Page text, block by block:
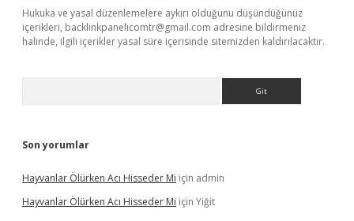
Hukuka ve yasal düzenlemelere aykırı olduğunu düşündüğünüz
içerikleri, backlinkpanelicomtr@gmail.com adresine bildirmeniz
halinde, ilgili içerikler yasal süre içerisinde sitemizden kaldırılacaktır.
Son yorumlar
Hayvanlar Ölürken Acı Hisseder Mi için admin
Hayvanlar Ölürken Acı Hisseder Mi için Yiğit